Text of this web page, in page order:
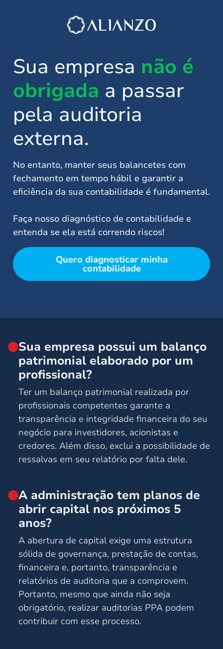
Sua empresa não é
obrigada a passar
pela auditoria
externa.
No entanto, manter seus balancetes com
fechamento em tempo hábil e garantir a
eficiência da sua contabilidade é fundamental.
Faça nosso diagnóstico de contabilidade e
entenda se ela está correndo riscos!
Quero diagnosticar minha
contabilidade
Sua empresa possui um balanço
patrimonial elaborado por um
profissional?
Ter um balanço patrimonial realizada por
profissionais competentes garante a
transparência e integridade financeira do seu
negócio para investidores, acionistas e
credores. Além disso, exclui a possibilidade de
ressalvas em seu relatório por falta dele.
A administração tem planos de
abrir capital nos próximos 5
anos?
A abertura de capital exige uma estrutura
sólida de governança, prestação de contas,
financeira e, portanto, transparência e
relatórios de auditoria que a comprovem.
Portanto, mesmo que ainda não seja
obrigatório, realizar auditorias PPA podem
contribuir com esse processo.